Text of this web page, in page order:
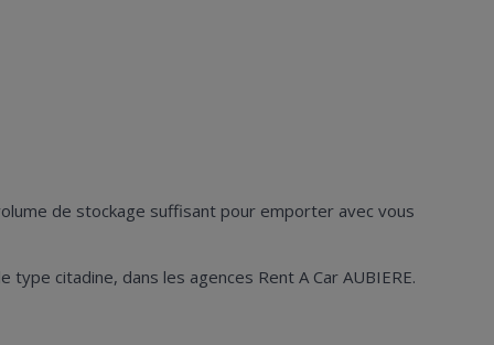
de stockage suffisant pour emporter avec vous
citadine, dans les agences Rent A Car AUBIERE.